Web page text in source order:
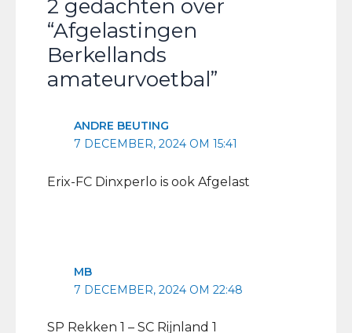
2 gedachten over
“Afgelastingen
Berkellands
amateurvoetbal”
ANDRE BEUTING
7 DECEMBER, 2024 OM 15:41
Erix-FC Dinxperlo is ook Afgelast
MB
7 DECEMBER, 2024 OM 22:48
SP Rekken 1 – SC Rijnland 1